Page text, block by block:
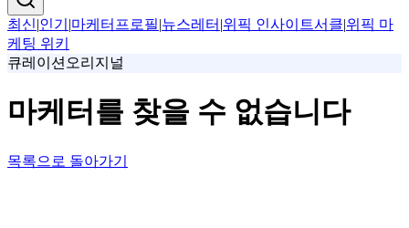
최신|인기 |마케터프로필|뉴스레터 |위픽 인사이트서클|위픽 마
케팅 위키
큐레이션 오리지널
마케터를 찾을 수 없습니다
목록으로 돌아가기